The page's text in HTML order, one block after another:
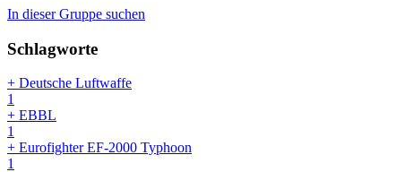
In dieser Gruppe suchen
Schlagworte
+ Deutsche Luftwaffe
1
+ EBBL
1
+ Eurofighter EF-2000 Typhoon
1